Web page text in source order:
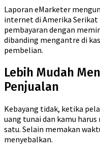
Laporan eMarketer
internet di Amerika
pembayaran dengan
dibanding mengantre di
pembelian.
Lebih Mudah
Penjualan
Kebayang tidak, ketika
uang tunai dan kamu
satu. Selain memakan
menyebalkan.